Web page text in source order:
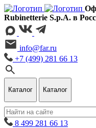
Rubinetterie S.p.A. в
info@far.ru
+7 (499) 281 66 13
Каталог Каталог
8 499 281 66 13